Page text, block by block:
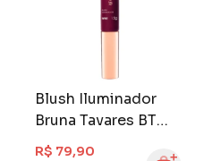
Blush Iluminador
Bruna Tavares BT
Cushion Glow Wine
R$ 79,90